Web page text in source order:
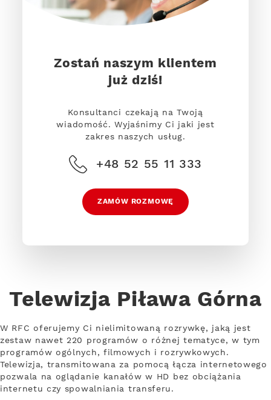
Zostań naszym klientem
już dziś!
Konsultanci czekają na Twoją
wiadomość. Wyjaśnimy Ci jaki jest
zakres naszych usług.
+48 52 55 11 333
ZAMÓW ROZMOWĘ
Telewizja Piława Górna
W RFC oferujemy Ci nielimitowaną rozrywkę, jaką jest
zestaw nawet 220 programów o różnej tematyce, w tym
programów ogólnych, filmowych i rozrywkowych.
Telewizja, transmitowana za pomocą łącza internetowego
pozwala na oglądanie kanałów w HD bez obciążania
internetu czy spowalniania transferu.